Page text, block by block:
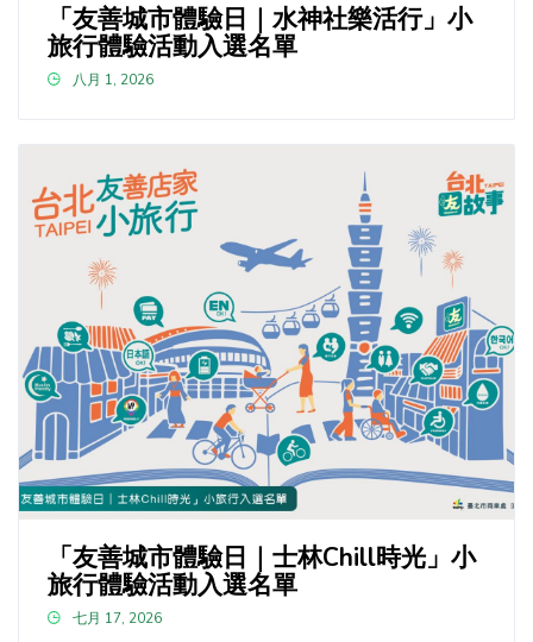
「友善城市體驗日｜水神社樂活行」小
旅行體驗活動入選名單
八月 1, 2026
「友善城市體驗日｜士林Chill時光」小
旅行體驗活動入選名單
七月 17, 2026